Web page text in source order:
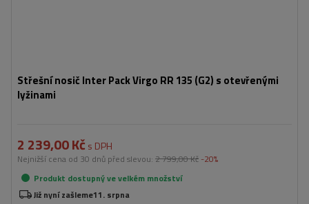
Střešní nosič Inter Pack Virgo RR 135 (G2) s otevřenými
lyžinami
2 239,00 Kč s DPH
Nejnižší cena od 30 dnů před slevou: 2 799,00 Kč -20%
Produkt dostupný ve velkém množství
Již nyní zašleme11. srpna